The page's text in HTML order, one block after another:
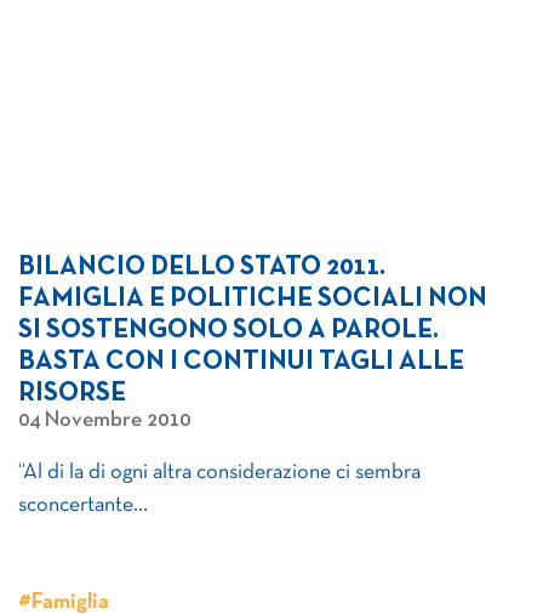
BILANCIO DELLO STATO 2011.
FAMIGLIA E POLITICHE SOCIALI NON
SI SOSTENGONO SOLO A PAROLE.
BASTA CON I CONTINUI TAGLI ALLE
RISORSE
04 Novembre 2010
“Al di la di ogni altra considerazione ci sembra
sconcertante…
#Famiglia